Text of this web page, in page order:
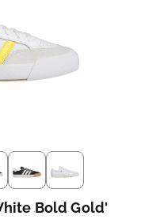
Bold Gold'